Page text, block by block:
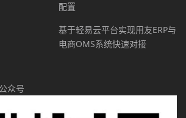
配置
基于轻易云平台实现用友ERP与
电商OMS系统快速对接
众号